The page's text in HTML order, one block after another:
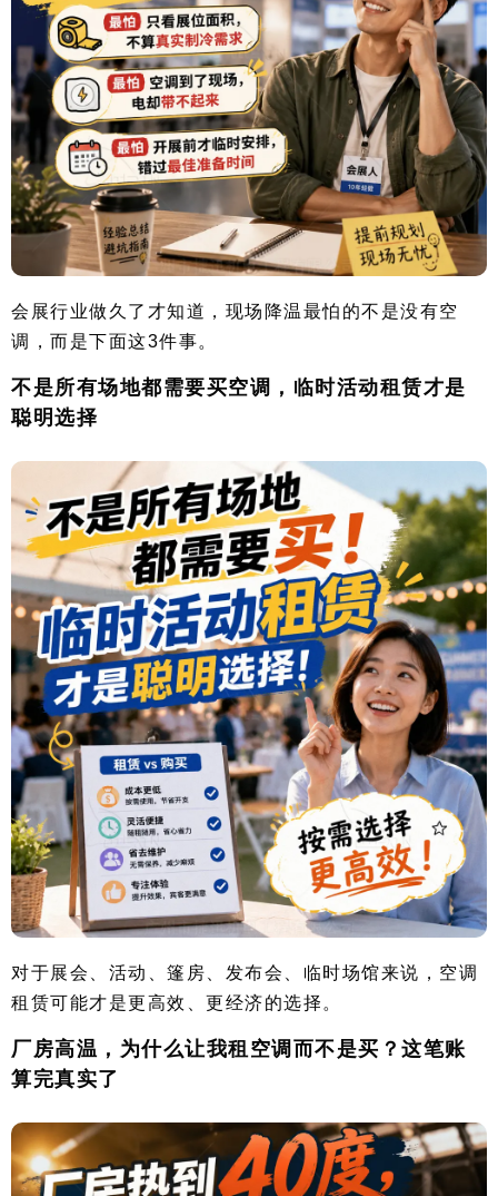
会展行业做久了才知道，现场降温最怕的不是没有空
调，而是下面这3件事。
不是所有场地都需要买空调，临时活动租赁才是
聪明选择
对于展会、活动、篷房、发布会、临时场馆来说，空调
租赁可能才是更高效、更经济的选择。
厂房高温，为什么让我租空调而不是买？这笔账
算完真实了